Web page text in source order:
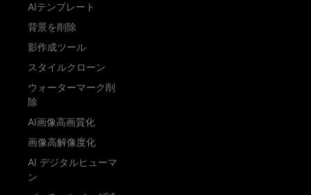
AIテンプレート
背景を削除
影作成ツール
スタイルクローン
ウォーターマーク削
除
AI画像高画質化
画像高解像度化
AI デジタルヒューマ
ン